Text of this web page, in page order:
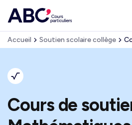
Accueil Soutien scolaire collège
Cours de